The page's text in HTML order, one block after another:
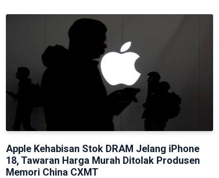
Apple Kehabisan Stok DRAM Jelang iPhone
18, Tawaran Harga Murah Ditolak Produsen
Memori China CXMT